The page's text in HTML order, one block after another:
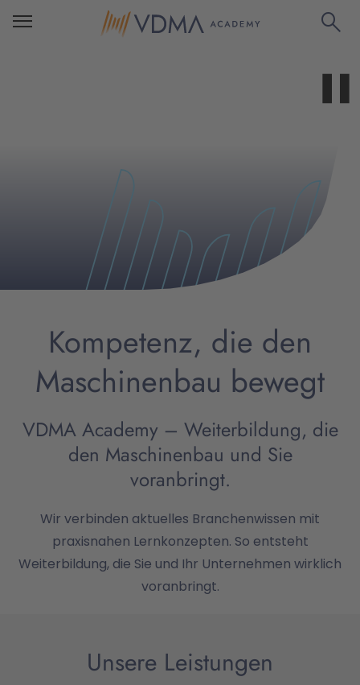
Kompetenz, die den
Maschinenbau bewegt
VDMA Academy – Weiterbildung, die
den Maschinenbau und Sie
voranbringt.
Wir verbinden aktuelles Branchenwissen mit
praxisnahen Lernkonzepten. So entsteht
Weiterbildung, die Sie und Ihr Unternehmen wirklich
voranbringt.
Unsere Leistungen